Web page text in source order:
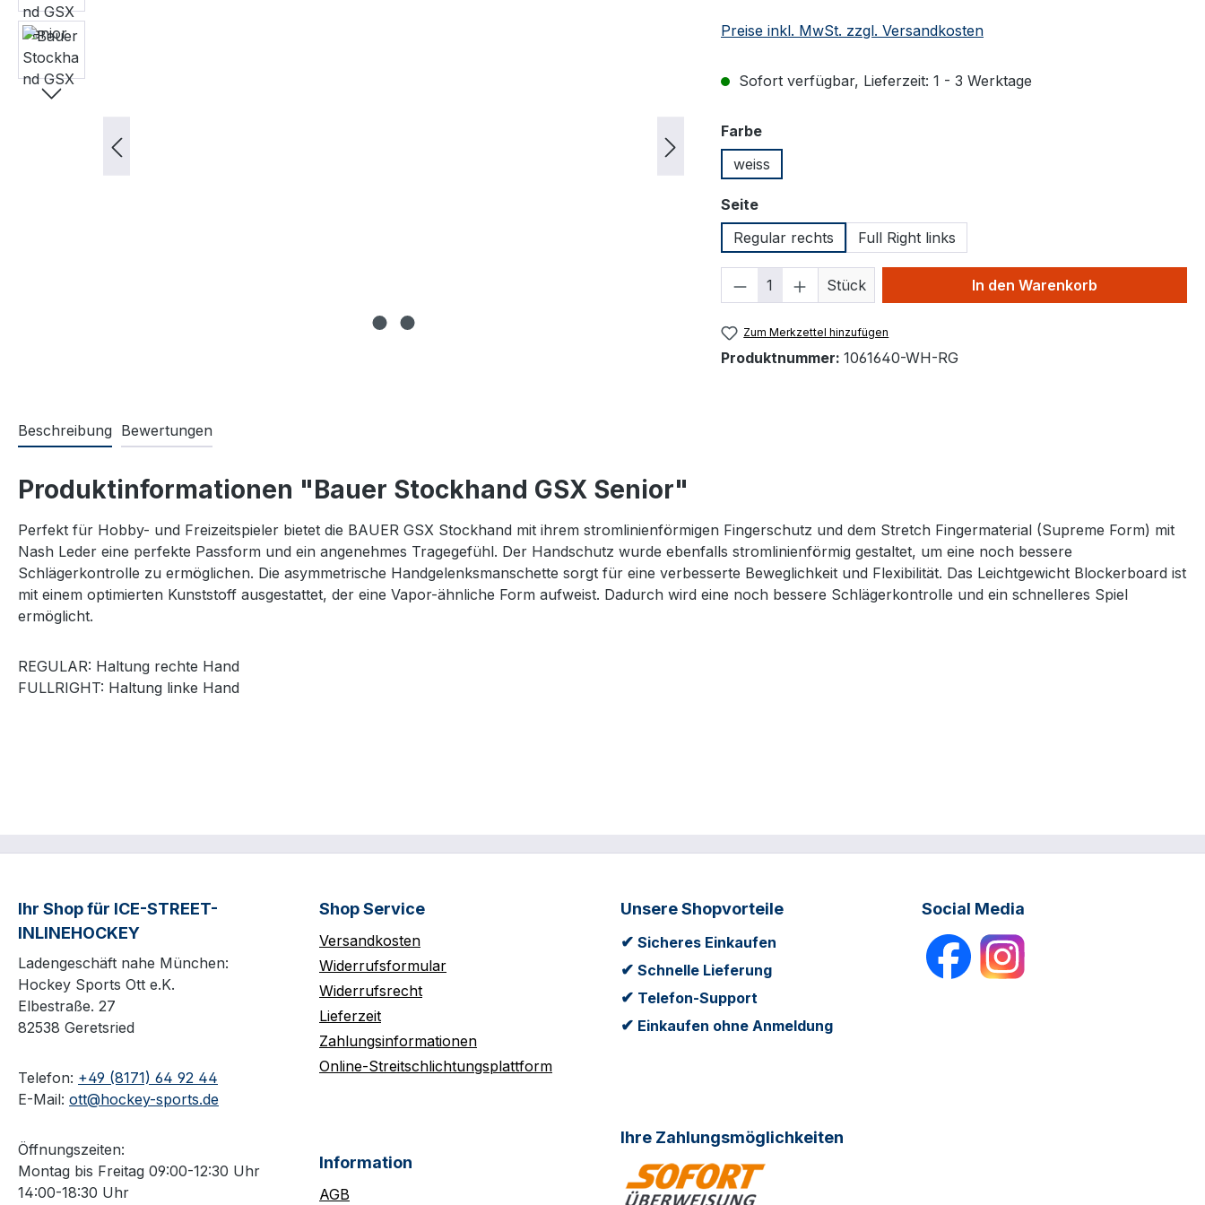
Preise inkl. MwSt. zzgl. Versandkosten
Sofort verfügbar, Lieferzeit: 1 - 3 Werktage
Farbeauswählen
weiss
Seiteauswählen
Regular rechts
Full Right links
Produkt Anzahl: Gib den gewünschten Wert
Stück In den Warenkorb
Zum Merkzettel hinzufügen
Produktnummer: 1061640-WH-RG
Beschreibung Bewertungen
Produktinformationen "Bauer Stockhand GSX Senior"
Perfekt für Hobby- und Freizeitspieler bietet die BAUER GSX Stockhand mit ihrem stromlinienförmigen Fingerschutz und dem Stretch Fingermaterial (Supreme Form) mit
Nash Leder eine perfekte Passform und ein angenehmes Tragegefühl. Der Handschutz wurde ebenfalls stromlinienförmig gestaltet, um eine noch bessere
Schlägerkontrolle zu ermöglichen. Die asymmetrische Handgelenksmanschette sorgt für eine verbesserte Beweglichkeit und Flexibilität. Das Leichtgewicht Blockerboard ist
mit einem optimierten Kunststoff ausgestattet, der eine Vapor-ähnliche Form aufweist. Dadurch wird eine noch bessere Schlägerkontrolle und ein schnelleres Spiel
ermöglicht.
REGULAR: Haltung rechte Hand
FULLRIGHT: Haltung linke Hand
Ihr Shop für ICE-STREET-
INLINEHOCKEY
Ladengeschäft nahe München:
Hockey Sports Ott e.K.
Elbestraße. 27
82538 Geretsried
Telefon: +49 (8171) 64 92 44
E-Mail: ott@hockey-sports.de
Öffnungszeiten:
Montag bis Freitag 09:00-12:30 Uhr
14:00-18:30 Uhr
Shop Service
Versandkosten
Widerrufsformular
Widerrufsrecht
Lieferzeit
Zahlungsinformationen
Online-Streitschlichtungsplattform
Information
AGB
Unsere Shopvorteile
✔ Sicheres Einkaufen
✔ Schnelle Lieferung
✔ Telefon-Support
✔ Einkaufen ohne Anmeldung
Ihre Zahlungsmöglichkeiten
Social Media